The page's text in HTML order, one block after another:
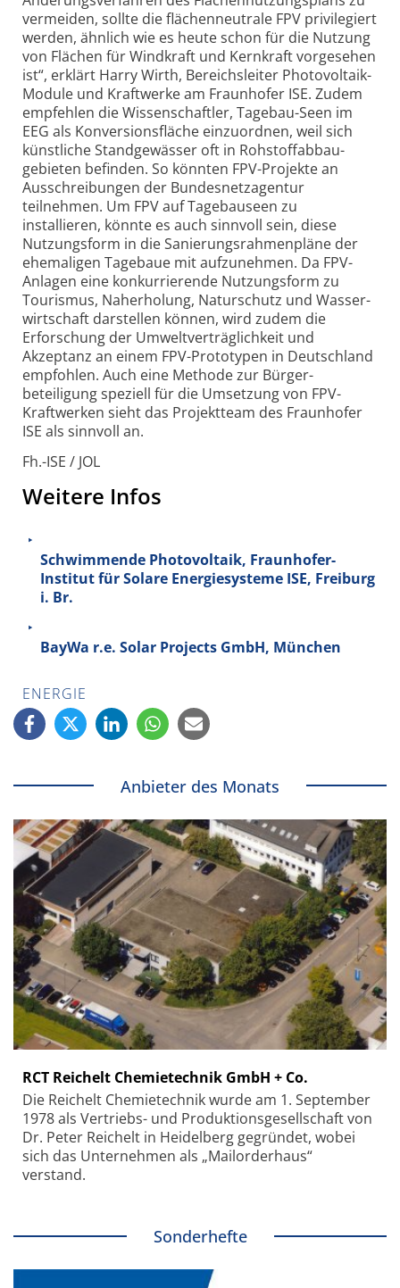
vermeiden, sollte die flächen­neutrale FPV privilegiert
werden, ähnlich wie es heute schon für die Nutzung
von Flächen für Windkraft und Kernkraft vorgesehen
ist“, erklärt Harry Wirth, Bereichsleiter Photovoltaik-
Module und Kraftwerke am Fraunhofer ISE. Zudem
empfehlen die Wissen­schaftler, Tagebau-Seen im
EEG als Konversions­fläche einzuordnen, weil sich
künstliche Standgewässer oft in Rohstoffabbau­
gebieten befinden. So könnten FPV-Projekte an
Ausschreibungen der Bundesnetz­agentur
teilnehmen. Um FPV auf Tagebauseen zu
installieren, könnte es auch sinnvoll sein, diese
Nutzungsform in die Sanierungs­rahmenpläne der
ehemaligen Tagebaue mit aufzunehmen. Da FPV-
Anlagen eine konkurrierende Nutzungsform zu
Tourismus, Naherholung, Naturschutz und Wasser­
wirtschaft darstellen können, wird zudem die
Erforschung der Umwelt­verträglichkeit und
Akzeptanz an einem FPV-Prototypen in Deutschland
empfohlen. Auch eine Methode zur Bürger­
beteiligung speziell für die Umsetzung von FPV-
Kraftwerken sieht das Projektteam des Fraunhofer
ISE als sinnvoll an.
Fh.-ISE / JOL
Weitere Infos
Schwimmende Photovoltaik, Fraunhofer-
Institut für Solare Energiesysteme ISE, Freiburg
i. Br.
BayWa r.e. Solar Projects GmbH, München
ENERGIE
Anbieter des Monats
RCT Reichelt Chemietechnik GmbH + Co.
Die Reichelt Chemietechnik wurde am 1. September
1978 als Vertriebs- und Produktionsgesellschaft von
Dr. Peter Reichelt in Heidelberg gegründet, wobei
sich das Unternehmen als „Mailorderhaus“
verstand.
Sonderhefte